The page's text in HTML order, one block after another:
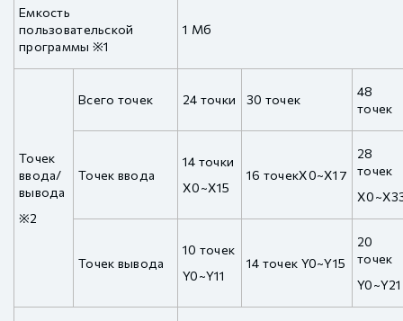
Емкость
пользовательской
программы ※1
1 Мб
Точек
ввода/
вывода
※2
Всего точек 24 точки 30 точек
48
точек
Точек ввода
14 точки
X0~X15
16 точекX0~X17
28
точек
Точек вывода
10 точек
Y0~Y11
14 точек Y0~Y15
20
точек
Y0~Y21